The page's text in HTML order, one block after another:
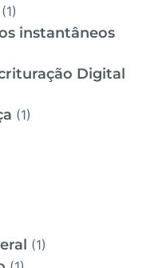
(1)
instantâneos
Digital
(1)
(1)